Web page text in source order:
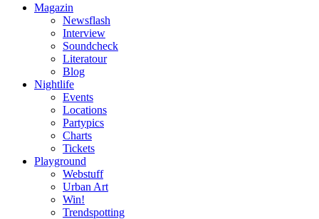
Magazin
Newsflash
Interview
Soundcheck
Literatour
Blog
Nightlife
Events
Locations
Partypics
Charts
Tickets
Playground
Webstuff
Urban Art
Win!
Trendspotting